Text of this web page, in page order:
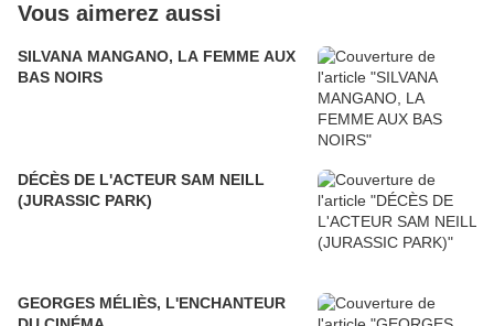
Vous aimerez aussi
SILVANA MANGANO, LA FEMME AUX
BAS NOIRS
DÉCÈS DE L'ACTEUR SAM NEILL
(JURASSIC PARK)
GEORGES MÉLIÈS, L'ENCHANTEUR